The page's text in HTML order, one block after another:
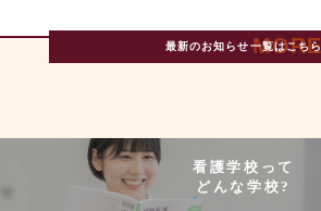
最新のお知らせ一覧はこちら
看護学校って
どんな学校?